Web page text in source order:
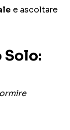
e ascoltare
Solo: